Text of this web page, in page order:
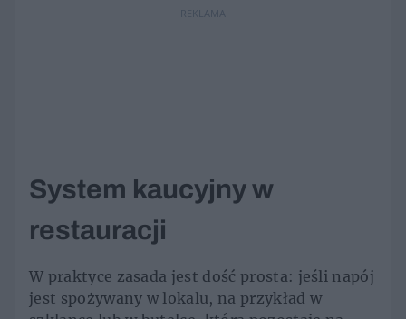
REKLAMA
System kaucyjny w
restauracji
W praktyce zasada jest dość prosta: jeśli napój
jest spożywany w lokalu, na przykład w